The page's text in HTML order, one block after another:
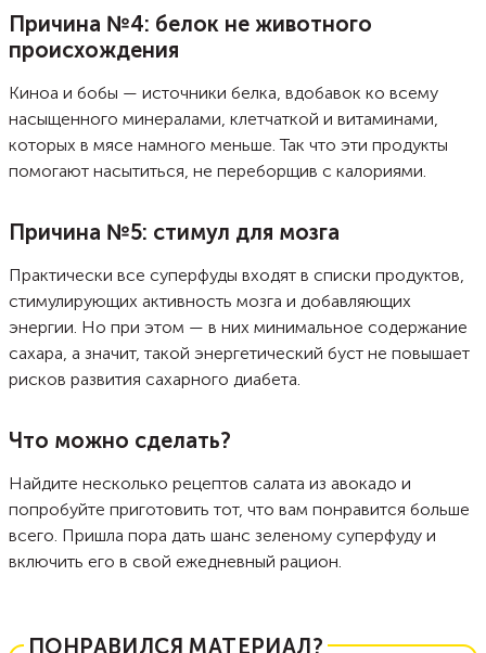
Причина №4: белок не животного
происхождения
Киноа и бобы — источники белка, вдобавок ко всему
насыщенного минералами, клетчаткой и витаминами,
которых в мясе намного меньше. Так что эти продукты
помогают насытиться, не переборщив с калориями.
Причина №5: стимул для мозга
Практически все суперфуды входят в списки продуктов,
стимулирующих активность мозга и добавляющих
энергии. Но при этом — в них минимальное содержание
сахара, а значит, такой энергетический буст не повышает
рисков развития сахарного диабета.
Что можно сделать?
Найдите несколько рецептов салата из авокадо и
попробуйте приготовить тот, что вам понравится больше
всего. Пришла пора дать шанс зеленому суперфуду и
включить его в свой ежедневный рацион.
ПОНРАВИЛСЯ МАТЕРИАЛ?